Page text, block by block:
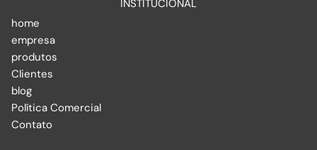
INSTITUCIONAL
home
empresa
produtos
Clientes
blog
Política Comercial
Contato